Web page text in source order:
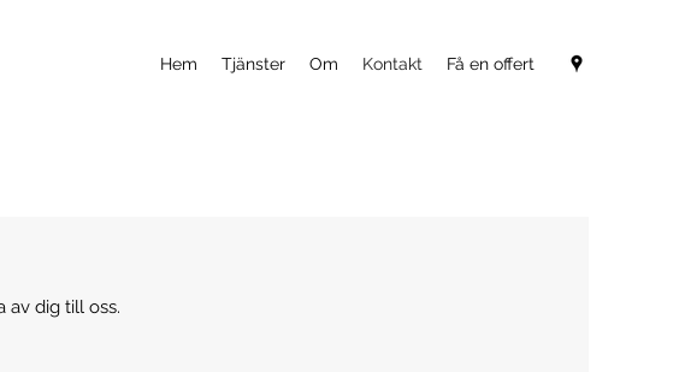
Hem Tjänster Om Kontakt Få en offert
av dig till oss.